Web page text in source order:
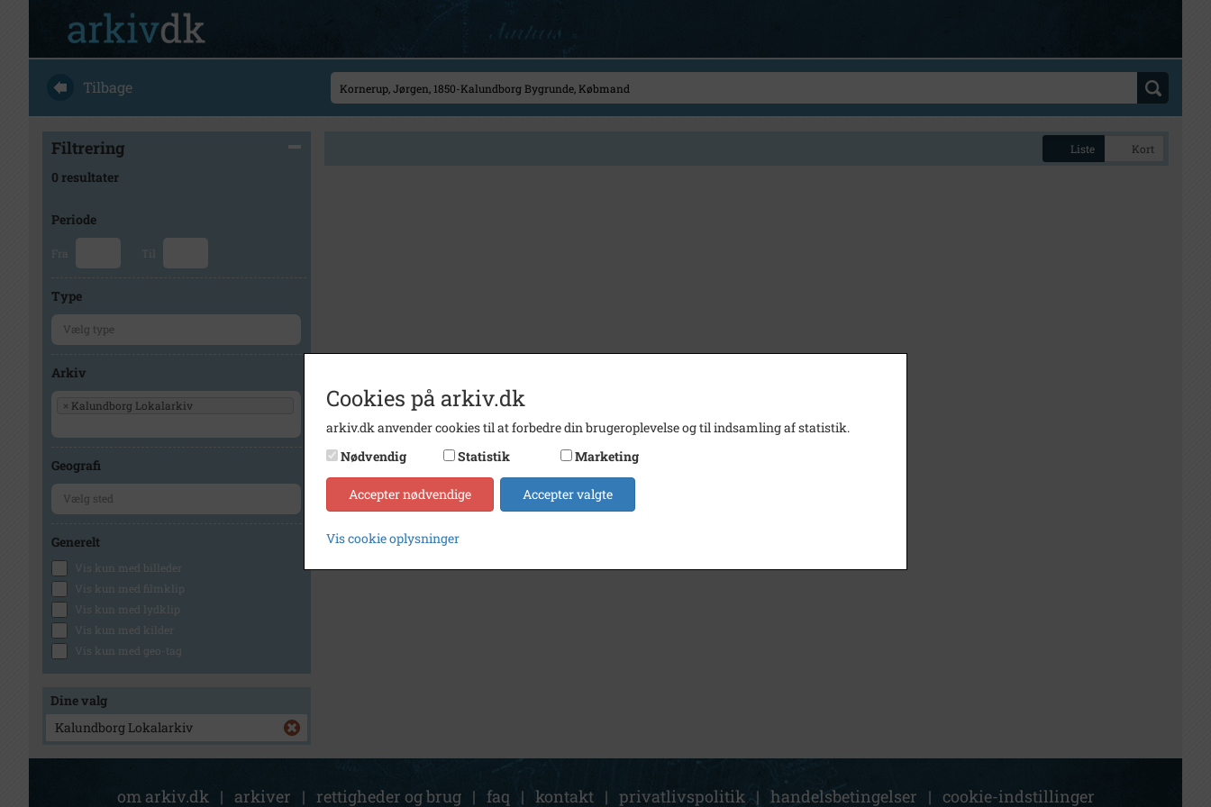
Tilbage
Filtrering
0 resultater
Periode
Fra Til
Type
Arkiv
× Kalundborg Lokalarkiv
Geografi
Generelt
Vis kun med billeder
Vis kun med filmklip
Vis kun med lydklip
Vis kun med kilder
Vis kun med geo-tag
Dine valg
Kalundborg Lokalarkiv
Liste Kort
om arkiv.dk | arkiver | rettigheder og brug | faq | kontakt | privatlivspolitik | handelsbetingelser | cookie-indstillinger
Cookies på arkiv.dk
arkiv.dk anvender cookies til at forbedre din brugeroplevelse og til indsamling af statistik.
Nødvendig
Statistik Marketing
Accepter nødvendige Accepter valgte
Vis cookie oplysninger